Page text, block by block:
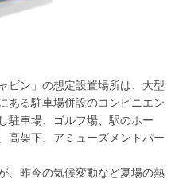
ビン」の想定設置場所は、大型
ある駐車場併設のコンビニエン
駐車場、ゴルフ場、駅のホー
高架下、アミューズメントパー
、昨今の気候変動など夏場の熱